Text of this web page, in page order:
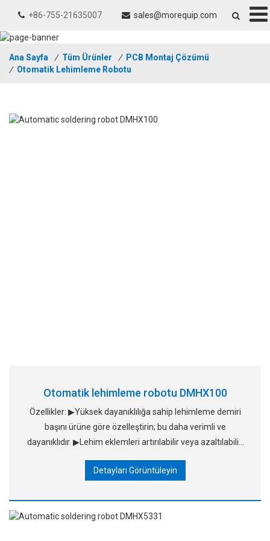
+86-755-21635007 sales@morequip.com
Ana Sayfa / Tüm Ürünler /
PCB Montaj Çözümü
/ Otomatik Lehimleme Robotu
Otomatik lehimleme robotu DMHX100
Özellikler: ▶Yüksek dayanıklılığa sahip lehimleme demiri
başını ürüne göre özelleştirin; bu daha verimli ve
dayanıklıdır. ▶Lehim eklemleri artırılabilir veya azaltılabilir,
Detayları Görüntüleyin